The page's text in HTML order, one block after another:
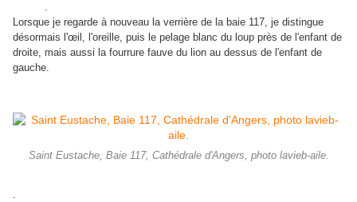
.
Lorsque je regarde à nouveau la verrière de la baie 117, je distingue
désormais l'œil, l'oreille, puis le pelage blanc du loup près de l'enfant de
droite, mais aussi la fourrure fauve du lion au dessus de l'enfant de
gauche.
Saint Eustache, Baie 117, Cathédrale d'Angers, photo lavieb-aile.